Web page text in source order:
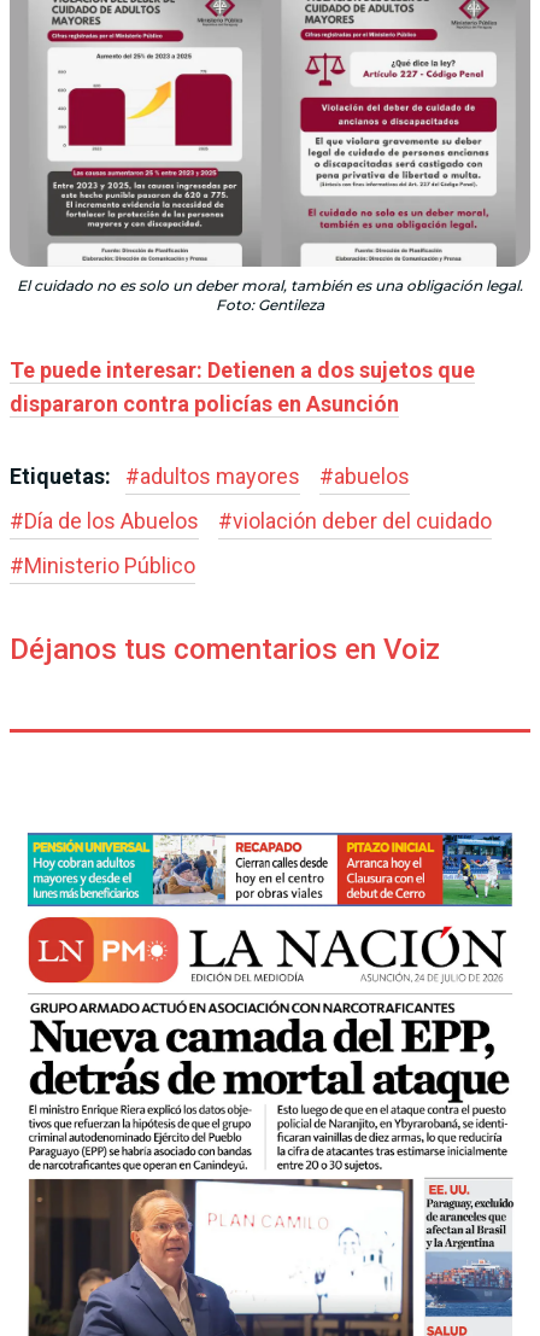
El cuidado no es solo un deber moral, también es una obligación legal.
Foto: Gentileza
Te puede interesar: Detienen a dos sujetos que
dispararon contra policías en Asunción
Etiquetas: #adultos mayores #abuelos
#Día de los Abuelos #violación deber del cuidado
#Ministerio Público
Déjanos tus comentarios en Voiz